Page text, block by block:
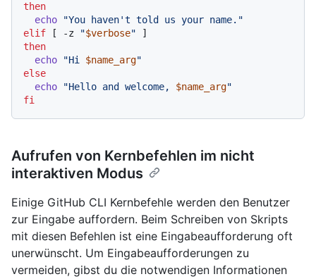
then
echo
"You haven't told us your name."
elif [ -z "$verbose"
then
echo
"Hi $name_arg"
else
echo
"Hello and welcome, $name_arg"
fi
Aufrufen von Kernbefehlen im nicht
interaktiven Modus
Einige GitHub CLI Kernbefehle werden den Benutzer
zur Eingabe auffordern. Beim Schreiben von Skripts
mit diesen Befehlen ist eine Eingabeaufforderung oft
unerwünscht. Um Eingabeaufforderungen zu
vermeiden, gibst du die notwendigen Informationen